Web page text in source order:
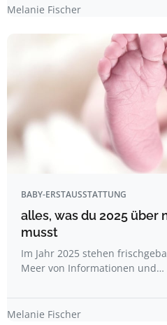
Melanie Fischer
BABY-ERSTAUSSTATTUNG
alles, was du 2025 über
musst
Im Jahr 2025 stehen
Meer von Informationen und…
Melanie Fischer